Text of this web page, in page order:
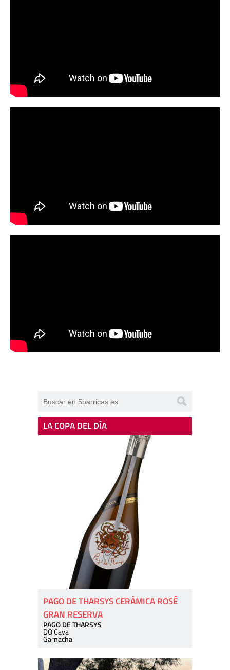
LA COPA DEL DÍA
PAGO DE THARSYS CERÁMICA ROSÉ
GRAN RESERVA
PAGO DE THARSYS
DO Cava
Garnacha